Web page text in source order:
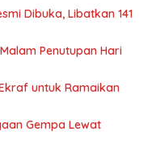
Dibuka, Libatkan 141
Penutupan Hari
untuk Ramaikan
Gempa Lewat